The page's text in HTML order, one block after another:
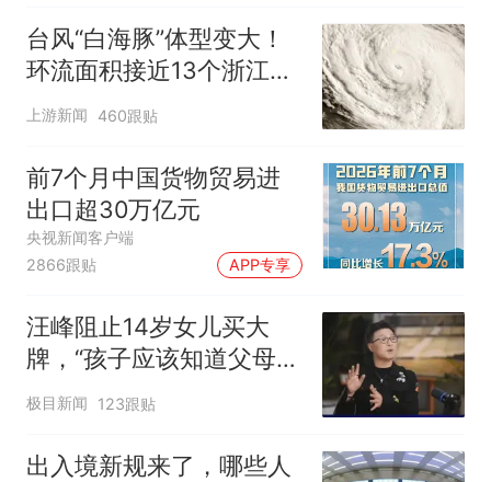
台风“白海豚”体型变大！
环流面积接近13个浙江那
么大
上游新闻 460跟贴
前7个月中国货物贸易进
出口超30万亿元
央视新闻客户端
2866跟贴
APP专享
汪峰阻止14岁女儿买大
牌，“孩子应该知道父母的
不易”，称自己买衣服80%
极目新闻 123跟贴
出入境新规来了，哪些人